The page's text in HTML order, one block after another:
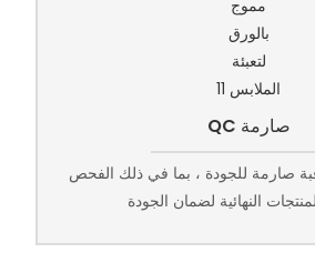
QC صارمة
صارمة للجودة ، بما في ذلك الفحص
النهائية لضمان الجودة